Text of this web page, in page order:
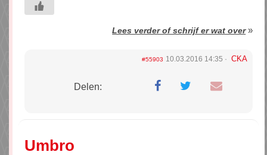
Lees verder of schrijf er wat over»
#55903 10.03.2016 14:35 CKA
Delen:
Umbro